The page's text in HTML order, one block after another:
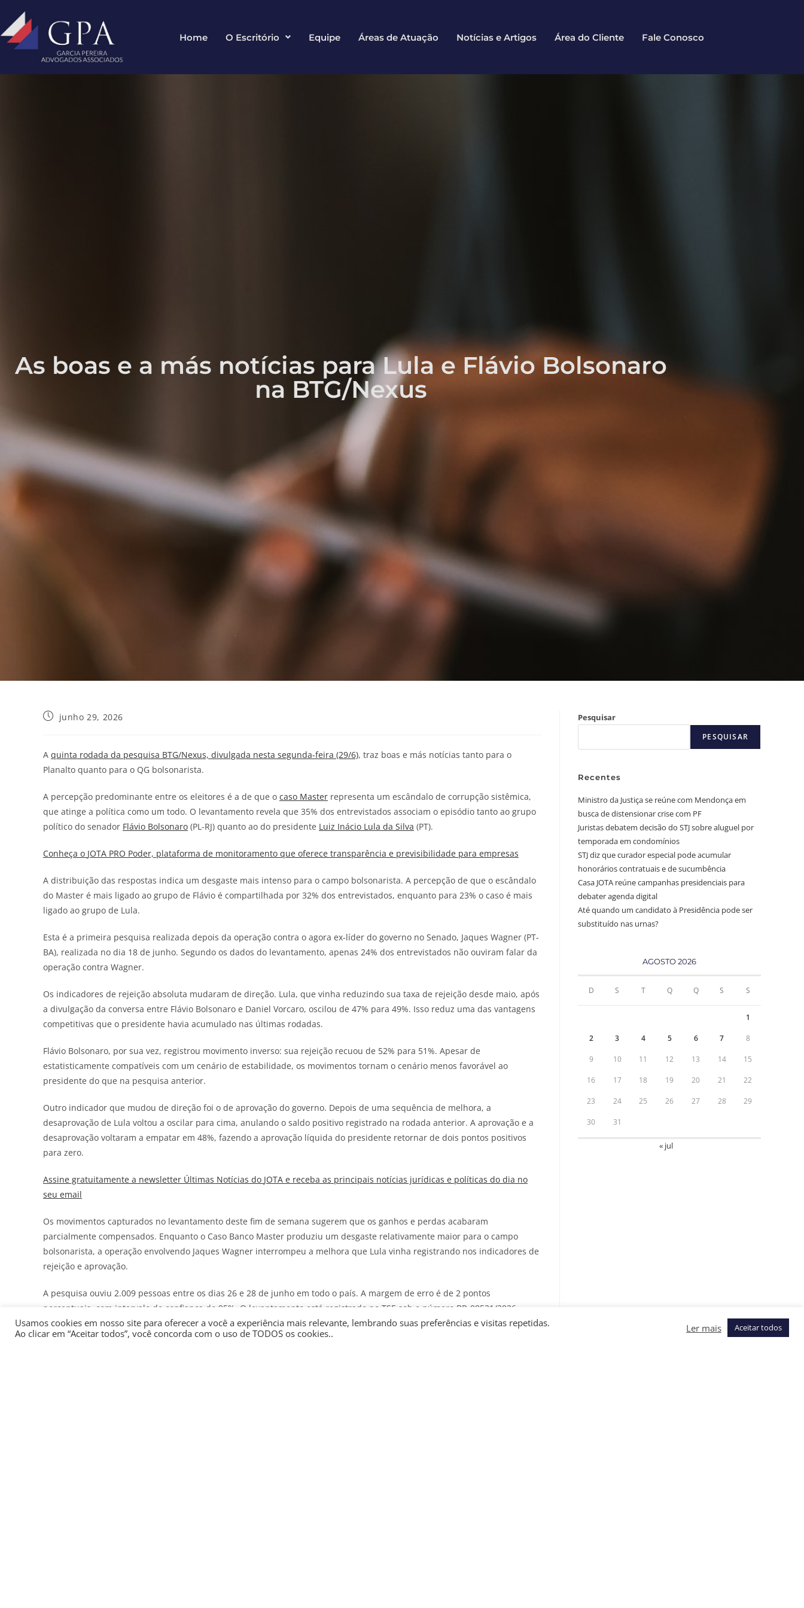
Home O Escritório Equipe Áreas de Atuação Notícias e Artigos Área do Cliente Fale Conosco
As boas e a más notícias para Lula e Flávio Bolsonaro
na BTG/Nexus
junho 29, 2026
A quinta rodada da pesquisa BTG/Nexus, divulgada nesta segunda-feira (29/6), traz boas e más notícias tanto para o
Planalto quanto para o QG bolsonarista.
A percepção predominante entre os eleitores é a de que o caso Master representa um escândalo de corrupção sistêmica,
que atinge a política como um todo. O levantamento revela que 35% dos entrevistados associam o episódio tanto ao grupo
político do senador Flávio Bolsonaro (PL-RJ) quanto ao do presidente Luiz Inácio Lula da Silva (PT).
Conheça o JOTA PRO Poder, plataforma de monitoramento que oferece transparência e previsibilidade para empresas
A distribuição das respostas indica um desgaste mais intenso para o campo bolsonarista. A percepção de que o escândalo
do Master é mais ligado ao grupo de Flávio é compartilhada por 32% dos entrevistados, enquanto para 23% o caso é mais
ligado ao grupo de Lula.
Esta é a primeira pesquisa realizada depois da operação contra o agora ex-líder do governo no Senado, Jaques Wagner (PT-
BA), realizada no dia 18 de junho. Segundo os dados do levantamento, apenas 24% dos entrevistados não ouviram falar da
operação contra Wagner.
Os indicadores de rejeição absoluta mudaram de direção. Lula, que vinha reduzindo sua taxa de rejeição desde maio, após
a divulgação da conversa entre Flávio Bolsonaro e Daniel Vorcaro, oscilou de 47% para 49%. Isso reduz uma das vantagens
competitivas que o presidente havia acumulado nas últimas rodadas.
Flávio Bolsonaro, por sua vez, registrou movimento inverso: sua rejeição recuou de 52% para 51%. Apesar de
estatisticamente compatíveis com um cenário de estabilidade, os movimentos tornam o cenário menos favorável ao
presidente do que na pesquisa anterior.
Outro indicador que mudou de direção foi o de aprovação do governo. Depois de uma sequência de melhora, a
desaprovação de Lula voltou a oscilar para cima, anulando o saldo positivo registrado na rodada anterior. A aprovação e a
desaprovação voltaram a empatar em 48%, fazendo a aprovação líquida do presidente retornar de dois pontos positivos
para zero.
Assine gratuitamente a newsletter Últimas Notícias do JOTA e receba as principais notícias jurídicas e políticas do dia no
seu email
Os movimentos capturados no levantamento deste fim de semana sugerem que os ganhos e perdas acabaram
parcialmente compensados. Enquanto o Caso Banco Master produziu um desgaste relativamente maior para o campo
bolsonarista, a operação envolvendo Jaques Wagner interrompeu a melhora que Lula vinha registrando nos indicadores de
rejeição e aprovação.
A pesquisa ouviu 2.009 pessoas entre os dias 26 e 28 de junho em todo o país. A margem de erro é de 2 pontos
percentuais, com intervalo de confiança de 95%. O levantamento está registrado no TSE sob o número BR-08521/2026.
Pesquisar
PESQUISAR
Recentes
Ministro da Justiça se reúne com Mendonça em
busca de distensionar crise com PF
Juristas debatem decisão do STJ sobre aluguel por
temporada em condomínios
STJ diz que curador especial pode acumular
honorários contratuais e de sucumbência
Casa JOTA reúne campanhas presidenciais para
debater agenda digital
Até quando um candidato à Presidência pode ser
substituído nas urnas?
AGOSTO 2026
D S T Q Q S S
1
2 3 4 5 6 7 8
9 10 11 12 13 14 15
16 17 18 19 20 21 22
23 24 25 26 27 28 29
30 31
« jul
Usamos cookies em nosso site para oferecer a você a experiência mais relevante, lembrando suas preferências e visitas repetidas.
Ao clicar em “Aceitar todos”, você concorda com o uso de TODOS os cookies..
Ler mais Aceitar todos